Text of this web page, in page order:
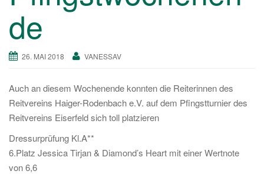
de
26. MAI 2018 VANESSAV
Auch an diesem Wochenende konnten die Reiterinnen des
Reitvereins Haiger-Rodenbach e.V. auf dem Pfingstturnier des
Reitvereins Eiserfeld sich toll platzieren
Dressurprüfung Kl.A**
6.Platz Jessica Tirjan & Diamond’s Heart mit einer Wertnote
von 6,6